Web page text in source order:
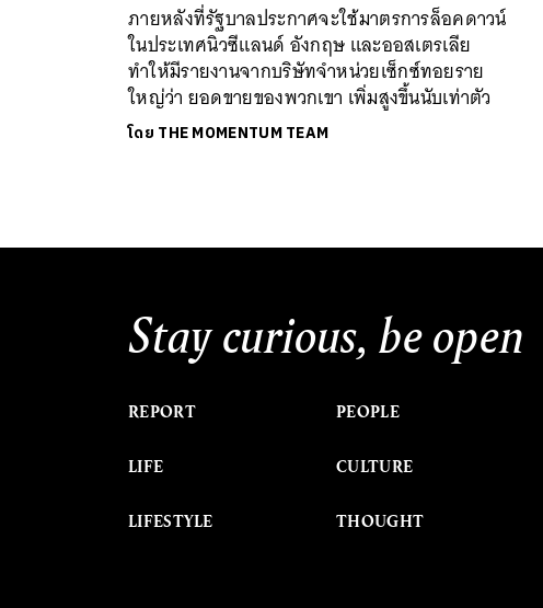
ภายหลังที่รัฐบาลประกาศจะใช้มาตรการล็อคดาวน์
ในประเทศนิวซีแลนด์ อังกฤษ และออสเตรเลีย
ทำให้มีรายงานจากบริษัทจำหน่วยเซ็กซ์ทอยราย
ใหญ่ว่า ยอดขายของพวกเขา เพิ่มสูงขึ้นนับเท่าตัว
โดย THE MOMENTUM TEAM
Stay curious, be open
REPORT
LIFE
LIFESTYLE
PEOPLE
CULTURE
THOUGHT